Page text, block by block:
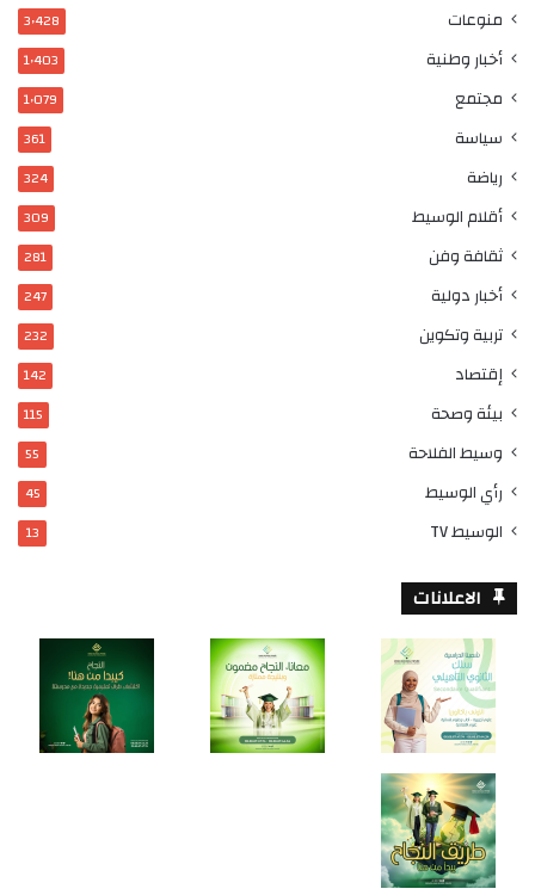
منوعات 3٬428
أخبار وطنية 1٬403
مجتمع 1٬079
سياسة 361
رياضة 324
أقلام الوسيط 309
ثقافة وفن 281
أخبار دولية 247
تربية وتكوين 232
إقتصاد 142
بيئة وصحة 115
وسيط الفلاحة 55
رأي الوسيط 45
الوسيط TV 13
الاعلانات